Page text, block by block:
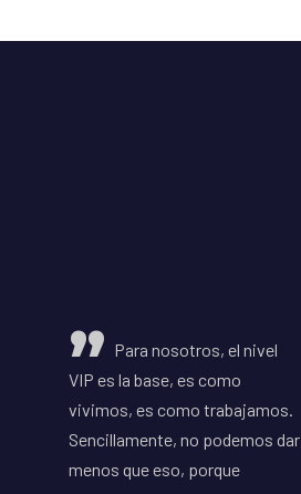
Para nosotros, el nivel
VIP es la base, es como
vivimos, es como trabajamos.
Sencillamente, no podemos dar
menos que eso, porque